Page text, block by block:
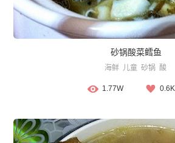
砂锅酸菜鳕鱼
海鲜 儿童 砂锅 酸
1.77W 0.6K